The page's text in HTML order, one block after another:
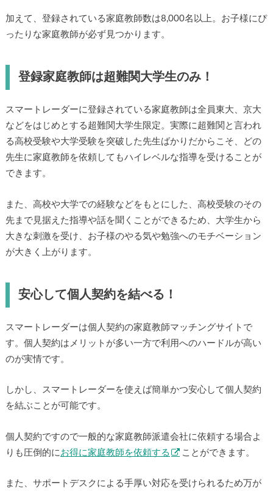
加えて、登録されている家庭教師数は8,000名以上。お子様にぴ
ったりな家庭教師が必ず見つかります。
登録家庭教師は超難関大学生のみ！
スマートレーダーに登録されている家庭教師は全員東大、京大
などをはじめとする超難関大学生限定。実際に超難関と言われ
る高校受験や大学受験を突破した先生ばかりだからこそ、どの
先生に家庭教師を依頼してもハイレベルな指導を受けることが
できます。
また、高校や大学での経験などをもとにした、高校受験のその
先まで見据えた指導や話を聞くことができるため、大学生から
大きな刺激を受け、お子様のやる気や勉強へのモチベーション
が大きく上がります。
安心して個人契約を結べる！
スマートレーダーは個人契約の家庭教師マッチングサイトで
す。個人契約はメリットが多い一方で利用へのハードルが高い
のが実情です。
しかし、スマートレーダーを使えば簡単かつ安心して個人契約
を結ぶことが可能です。
個人契約ですので一般的な家庭教師派遣会社に依頼する場合よ
りも圧倒的に お得に家庭教師を依頼する ことができます。
また、サポートデスクによる手厚い対応を受けられるため万が